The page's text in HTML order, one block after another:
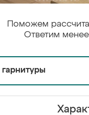
Поможем
Ответим